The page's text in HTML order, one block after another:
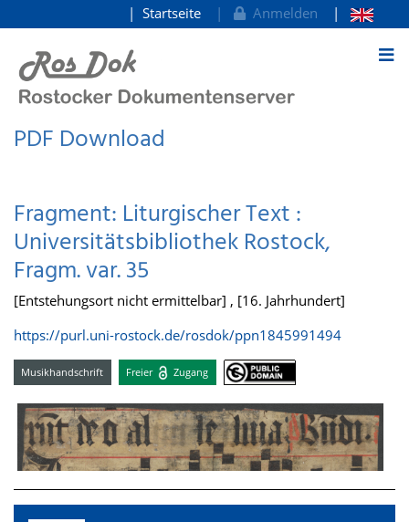
zum Inhalt
Startseite Anmelden
PDF Download
Fragment: Liturgischer Text :
Universitätsbibliothek Rostock,
Fragm. var. 35
[Entstehungsort nicht ermittelbar] , [16. Jahrhundert]
https://purl.uni-rostock.de/rosdok/ppn1845991494
Musikhandschrift Freier Zugang